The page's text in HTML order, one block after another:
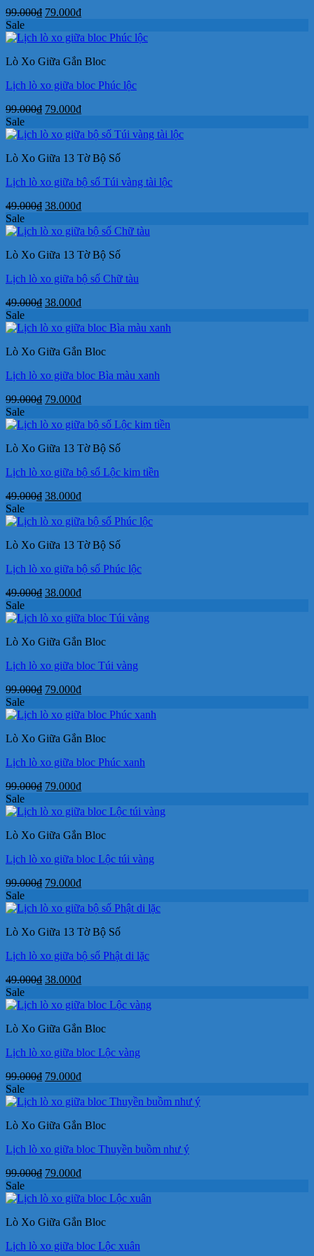
99.000₫ Giá
là:
79.000₫Giá
tại
79.000₫.
Sale
Lò Xo Giữa Gắn Bloc
Lịch lò xo giữa bloc Phúc lộc
99.000₫ Giá
là:
79.000₫Giá
tại
79.000₫.
Sale
Lò Xo Giữa 13 Tờ Bộ Số
Lịch lò xo giữa bộ số Túi vàng tài lộc
49.000₫ Giá
là:
38.000₫Giá
tại
38.000₫.
Sale
Lò Xo Giữa 13 Tờ Bộ Số
Lịch lò xo giữa bộ số Chữ tàu
49.000₫ Giá
là:
38.000₫Giá
tại
38.000₫.
Sale
Lò Xo Giữa Gắn Bloc
Lịch lò xo giữa bloc Bìa màu xanh
99.000₫ Giá
là:
79.000₫Giá
tại
79.000₫.
Sale
Lò Xo Giữa 13 Tờ Bộ Số
Lịch lò xo giữa bộ số Lộc kim tiền
49.000₫ Giá
là:
38.000₫Giá
tại
38.000₫.
Sale
Lò Xo Giữa 13 Tờ Bộ Số
Lịch lò xo giữa bộ số Phúc lộc
49.000₫ Giá
là:
38.000₫Giá
tại
38.000₫.
Sale
Lò Xo Giữa Gắn Bloc
Lịch lò xo giữa bloc Túi vàng
99.000₫ Giá
là:
79.000₫Giá
tại
79.000₫.
Sale
Lò Xo Giữa Gắn Bloc
Lịch lò xo giữa bloc Phúc xanh
99.000₫ Giá
là:
79.000₫Giá
tại
79.000₫.
Sale
Lò Xo Giữa Gắn Bloc
Lịch lò xo giữa bloc Lộc túi vàng
99.000₫ Giá
là:
79.000₫Giá
tại
79.000₫.
Sale
Lò Xo Giữa 13 Tờ Bộ Số
Lịch lò xo giữa bộ số Phật di lặc
49.000₫ Giá
là:
38.000₫Giá
tại
38.000₫.
Sale
Lò Xo Giữa Gắn Bloc
Lịch lò xo giữa bloc Lộc vàng
99.000₫ Giá
là:
79.000₫Giá
tại
79.000₫.
Sale
Lò Xo Giữa Gắn Bloc
Lịch lò xo giữa bloc Thuyền buồm như ý
99.000₫ Giá
là:
79.000₫Giá
tại
79.000₫.
Sale
Lò Xo Giữa Gắn Bloc
Lịch lò xo giữa bloc Lộc xuân